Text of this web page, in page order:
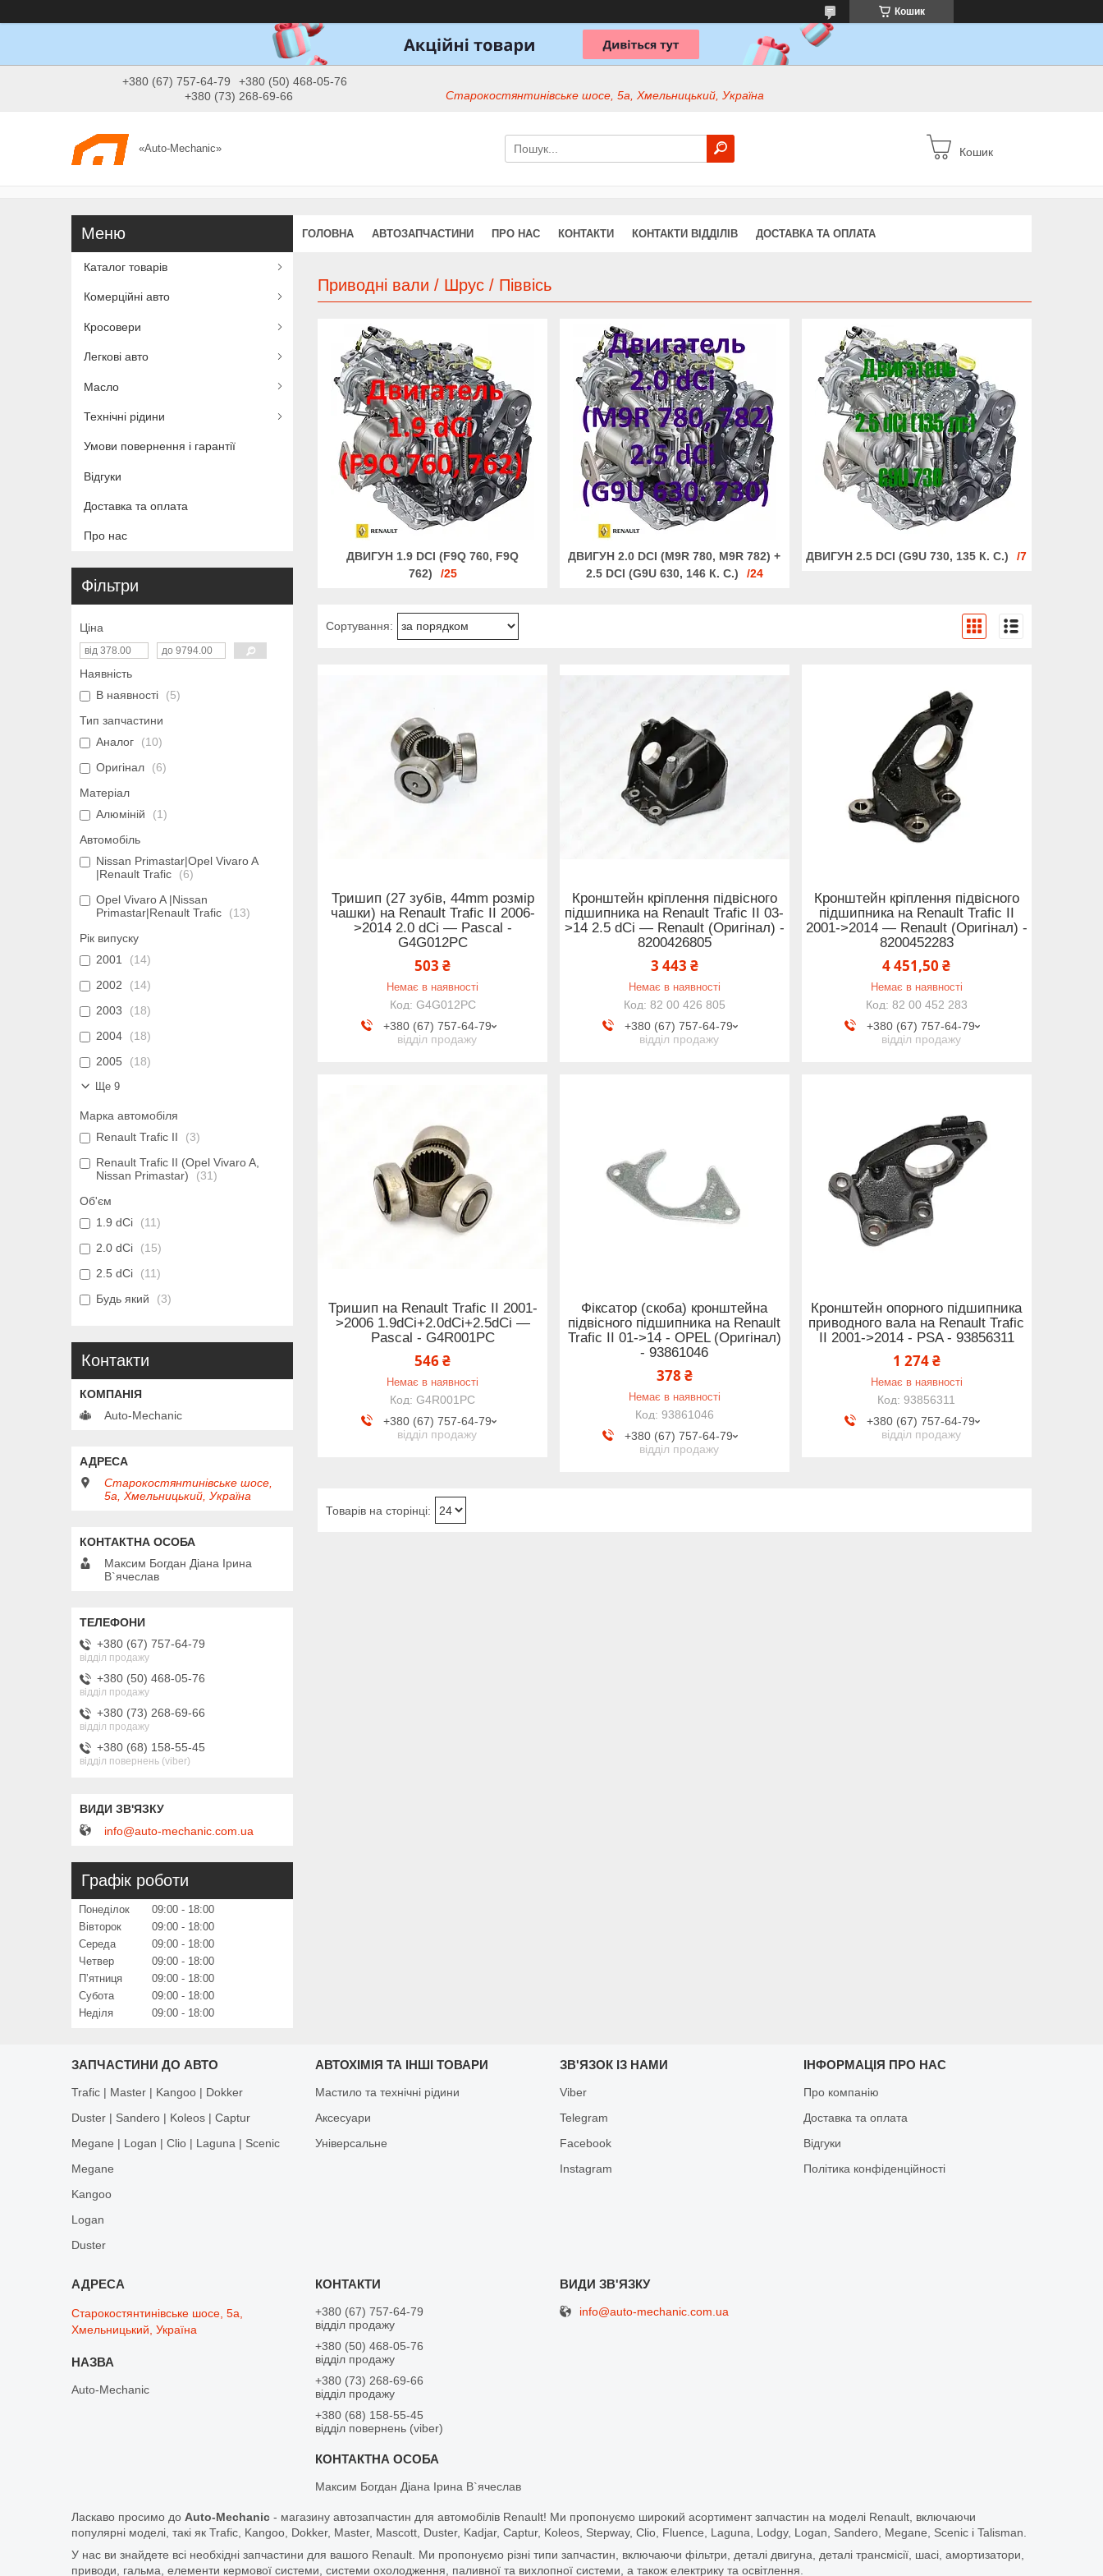
Кошик
+380 (67) 757-64-79
+380 (50) 468-05-76
+380 (73) 268-69-66
Старокостянтинівське шосе, 5а, Хмельницький, Україна
«Auto-Mechanic» Кошик
ГОЛОВНА АВТОЗАПЧАСТИНИ ПРО НАС КОНТАКТИ КОНТАКТИ ВІДДІЛІВ ДОСТАВКА ТА ОПЛАТА
Приводні вали / Шрус / Піввісь
ДВИГУН 1.9 DCI (F9Q 760, F9Q
762)
25
ДВИГУН 2.0 DCI (M9R 780, M9R 782) +
2.5 DCI (G9U 630, 146 К. С.)
24
ДВИГУН 2.5 DCI (G9U 730, 135 К. С.) 7
Тришип (27 зубів, 44mm розмір
чашки) на Renault Trafic II 2006-
>2014 2.0 dCi — Pascal -
G4G012PC
503 ₴
Немає в наявності
G4G012PC
+380 (67) 757-64-79
відділ продажу
Кронштейн кріплення підвісного
підшипника на Renault Trafic II 03-
>14 2.5 dCi — Renault (Оригінал) -
8200426805
3 443 ₴
Немає в наявності
82 00 426 805
+380 (67) 757-64-79
відділ продажу
Кронштейн кріплення підвісного
підшипника на Renault Trafic II
2001->2014 — Renault (Оригінал) -
8200452283
4 451,50 ₴
Немає в наявності
82 00 452 283
+380 (67) 757-64-79
відділ продажу
Тришип на Renault Trafic II 2001-
>2006 1.9dCi+2.0dCi+2.5dCi —
Pascal - G4R001PC
546 ₴
Немає в наявності
G4R001PC
+380 (67) 757-64-79
відділ продажу
Фіксатор (скоба) кронштейна
підвісного підшипника на Renault
Trafic II 01->14 - OPEL (Оригінал)
- 93861046
378 ₴
Немає в наявності
93861046
+380 (67) 757-64-79
відділ продажу
Кронштейн опорного підшипника
приводного вала на Renault Trafic
II 2001->2014 - PSA - 93856311
1 274 ₴
Немає в наявності
93856311
+380 (67) 757-64-79
відділ продажу
Каталог товарів
Комерційні авто
Кросовери
Легкові авто
Масло
Технічні рідини
Умови повернення і гарантії
Відгуки
Доставка та оплата
Про нас
Фільтри
Ціна
Наявність
В наявності
5
Тип запчастини
Аналог
10
Оригінал
6
Матеріал
Алюміній
1
Автомобіль
Nissan Primastar|Opel Vivaro A
|Renault Trafic
6
Opel Vivaro A |Nissan
Primastar|Renault Trafic
13
Рік випуску
2001
14
2002
14
2003
18
2004
18
2005
18
Ще 9
Марка автомобіля
Renault Trafic II
3
Renault Trafic II (Opel Vivaro A,
Nissan Primastar)
31
Об'єм
1.9 dCi
11
2.0 dCi
15
2.5 dCi
11
Будь який
3
Контакти
Auto-Mechanic
Старокостянтинівське шосе,
5а, Хмельницький, Україна
Максим Богдан Діана Ірина
В`ячеслав
+380 (67) 757-64-79
відділ продажу
+380 (50) 468-05-76
відділ продажу
+380 (73) 268-69-66
відділ продажу
+380 (68) 158-55-45
відділ повернень (viber)
info@auto-mechanic.com.ua
Графік роботи
Понеділок 09:00
18:00
Вівторок
09:00
18:00
Середа
09:00
18:00
Четвер
09:00
18:00
Пʼятниця
09:00
18:00
Субота
09:00
18:00
Неділя
09:00 18:00
ЗАПЧАСТИНИ ДО АВТО
Trafic | Master | Kangoo | Dokker
Duster | Sandero | Koleos | Captur
Megane | Logan | Clio | Laguna | Scenic
Megane
Kangoo
Logan
Duster
АВТОХІМІЯ ТА ІНШІ ТОВАРИ
Мастило та технічні рідини
Аксесуари
Універсальне
ЗВ'ЯЗОК ІЗ НАМИ
Viber
Telegram
Facebook
Іnstagram
ІНФОРМАЦІЯ ПРО НАС
Про компанію
Доставка та оплата
Відгуки
Політика конфіденційності
Старокостянтинівське шосе, 5а,
Хмельницький, Україна
Auto-Mechanic
+380 (67) 757-64-79
відділ продажу
+380 (50) 468-05-76
відділ продажу
+380 (73) 268-69-66
відділ продажу
+380 (68) 158-55-45
відділ повернень (viber)
Максим Богдан Діана Ірина В`ячеслав
info@auto-mechanic.com.ua
Ласкаво просимо до Auto-Mechanic - магазину автозапчастин для автомобілів Renault! Ми пропонуємо широкий асортимент запчастин на моделі Renault, включаючи
популярні моделі, такі як Trafic, Kangoo, Dokker, Master, Mascott, Duster, Kadjar, Captur, Koleos, Stepway, Clio, Fluence, Laguna, Lodgy, Logan, Sandero, Megane, Scenic і Talisman.
У нас ви знайдете всі необхідні запчастини для вашого Renault. Ми пропонуємо різні типи запчастин, включаючи фільтри, деталі двигуна, деталі трансмісії, шасі, амортизатори,
приводи, гальма, елементи кермової системи, системи охолодження, паливної та вихлопної системи, а також електрику та освітлення.